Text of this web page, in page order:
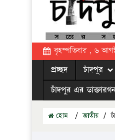
বৃহস্পতিবার , ৬
প্রচ্ছদ চাঁদপুর
চাঁদপুর এর
হোম / জাতীয় /